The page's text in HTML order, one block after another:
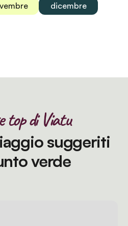
dicembre
top di Viatu
suggeriti
verde